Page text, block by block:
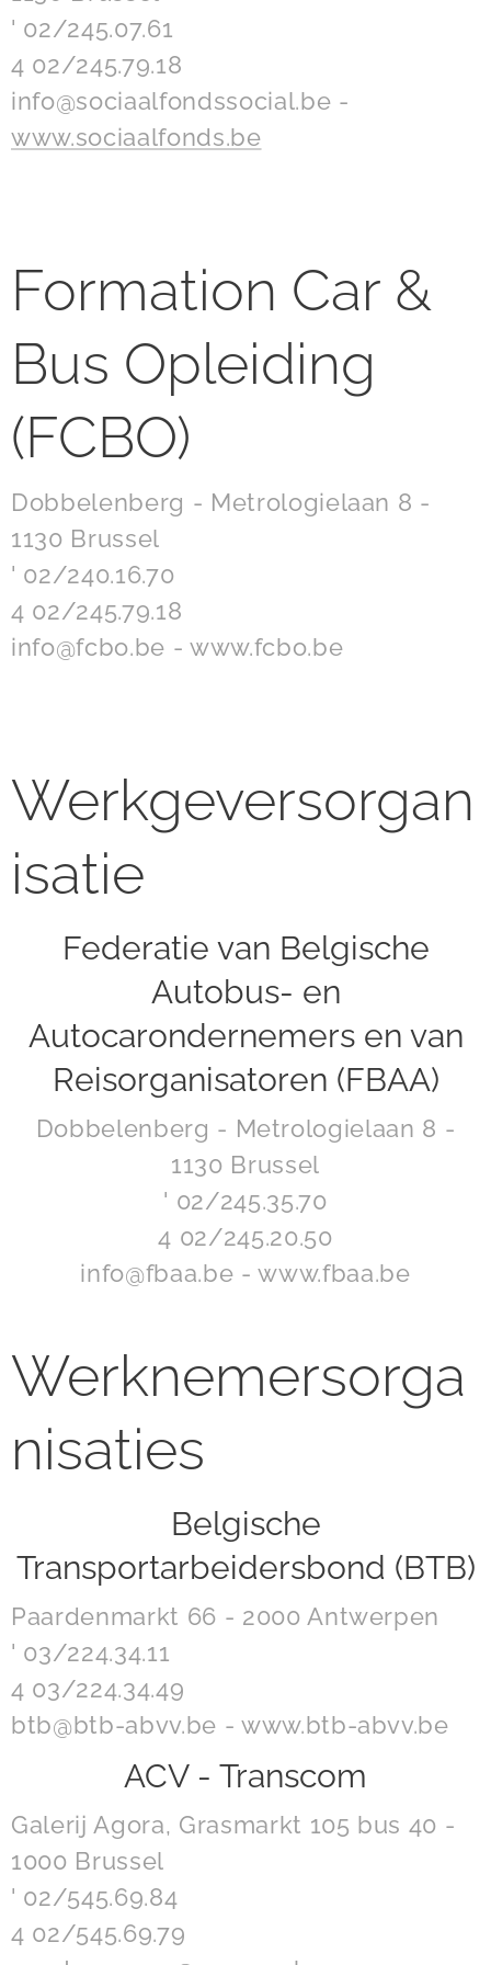
' 02/245.07.61
4 02/245.79.18
info@sociaalfondssocial.be -
www.sociaalfonds.be
Formation Car &
Bus Opleiding
(FCBO)
Dobbelenberg - Metrologielaan 8 -
1130 Brussel
' 02/240.16.70
4 02/245.79.18
info@fcbo.be - www.fcbo.be
Werkgeversorgan
isatie
Federatie van Belgische
Autobus- en
Autocarondernemers en van
Reisorganisatoren (FBAA)
Dobbelenberg - Metrologielaan 8 -
1130 Brussel
' 02/245.35.70
4 02/245.20.50
info@fbaa.be - www.fbaa.be
Werknemersorga
nisaties
Belgische
Transportarbeidersbond (BTB)
Paardenmarkt 66 - 2000 Antwerpen
' 03/224.34.11
4 03/224.34.49
btb@btb-abvv.be - www.btb-abvv.be
ACV - Transcom
Galerij Agora, Grasmarkt 105 bus 40 -
1000 Brussel
' 02/545.69.84
4 02/545.69.79